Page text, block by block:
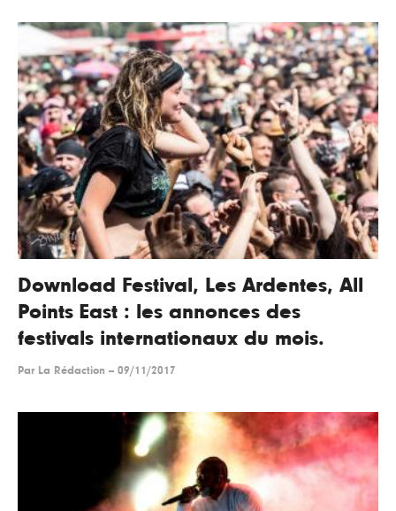
Download Festival, Les Ardentes, All
Points East : les annonces des
festivals internationaux du mois.
Par La Rédaction -- 09/11/2017